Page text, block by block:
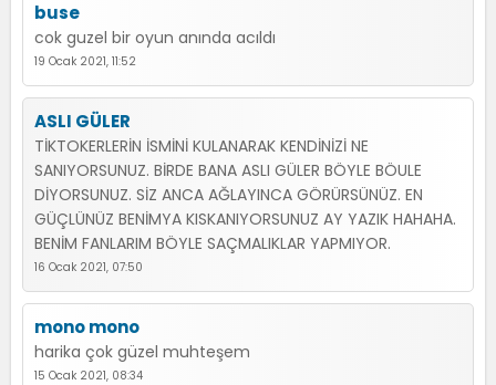
buse
cok guzel bir oyun anında acıldı
19 Ocak 2021, 11:52
ASLI GÜLER
TİKTOKERLERİN İSMİNİ KULANARAK KENDİNİZİ NE
SANIYORSUNUZ. BİRDE BANA ASLI GÜLER BÖYLE BÖULE
DİYORSUNUZ. SİZ ANCA AĞLAYINCA GÖRÜRSÜNÜZ. EN
GÜÇLÜNÜZ BENİMYA KISKANIYORSUNUZ AY YAZIK HAHAHA.
BENİM FANLARIM BÖYLE SAÇMALIKLAR YAPMIYOR.
16 Ocak 2021, 07:50
mono mono
harika çok güzel muhteşem
15 Ocak 2021, 08:34